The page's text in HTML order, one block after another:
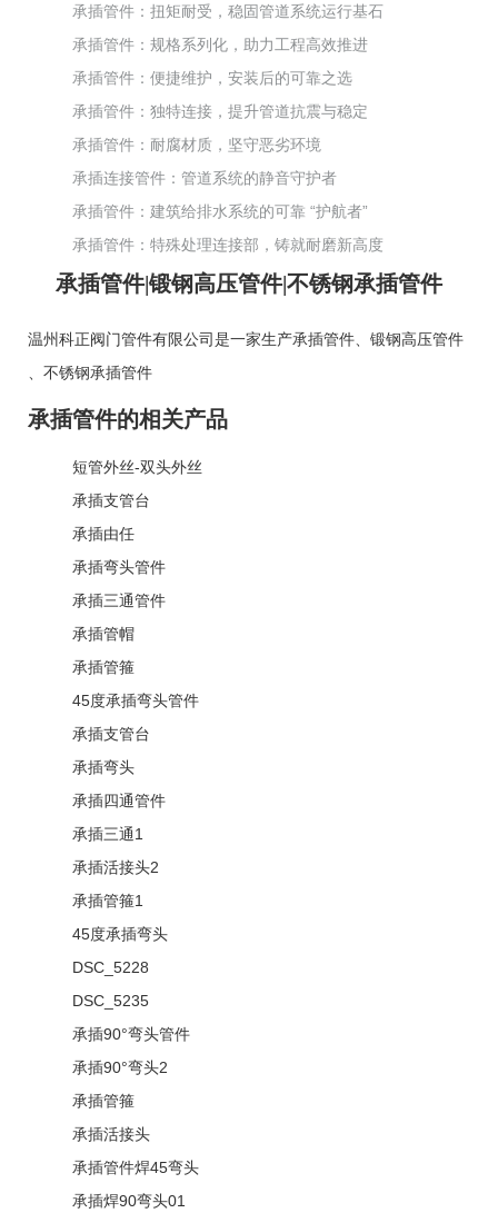
承插管件：扭矩耐受，稳固管道系统运行基石
承插管件：规格系列化，助力工程高效推进
承插管件：便捷维护，安装后的可靠之选
承插管件：独特连接，提升管道抗震与稳定
承插管件：耐腐材质，坚守恶劣环境
承插连接管件：管道系统的静音守护者
承插管件：建筑给排水系统的可靠 “护航者”
承插管件：特殊处理连接部，铸就耐磨新高度
承插管件|锻钢高压管件|不锈钢承插管件
温州科正阀门管件有限公司是一家生产承插管件
锻钢高压管件
不锈钢承插管件
承插管件的相关产品
短管外丝-双头外丝
承插支管台
承插由任
承插弯头管件
承插三通管件
承插管帽
承插管箍
45度承插弯头管件
承插支管台
承插弯头
承插四通管件
承插三通1
承插活接头2
承插管箍1
45度承插弯头
DSC_5228
DSC_5235
承插90°弯头管件
承插90°弯头2
承插管箍
承插活接头
承插管件焊45弯头
承插焊90弯头01